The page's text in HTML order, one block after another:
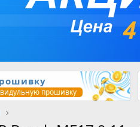
прошивку